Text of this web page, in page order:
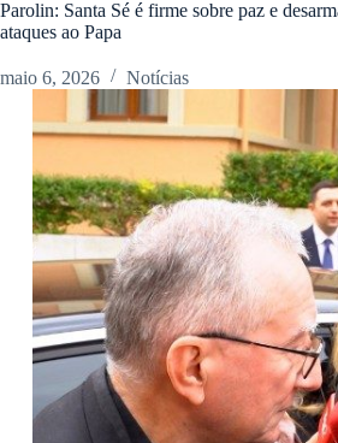
Parolin: Santa Sé é firme sobre paz e
ataques ao Papa
maio 6, 2026 Notícias